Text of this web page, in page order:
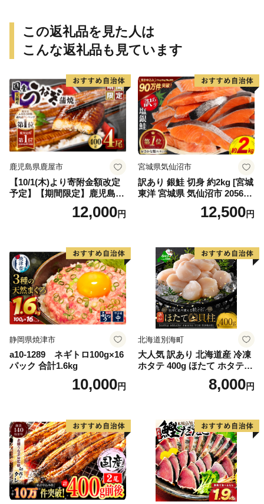
この返礼品を見た人は
こんな返礼品も見ています
鹿児島県鹿屋市
【10/1(木)より寄附金額改定
予定】【期間限定】鹿児島県
大隅産うなぎ蒲焼4尾（400
g） KN007-02312,000円
宮城県気仙沼市
訳あり 銀鮭 切身 約2kg [宮城
東洋 宮城県 気仙沼市 205649
91] 鮭 魚介類 海鮮 訳アリ 規
格外 不揃い さけ サケ 鮭切身
切り身 魚 わけあり
12,500円
静岡県焼津市
a10-1289 ネギトロ100g×16
パック 合計1.6kg
10,000円
北海道別海町
大人気 訳あり 北海道産 冷凍
ホタテ 400g ほたて ホタテ
8,000円